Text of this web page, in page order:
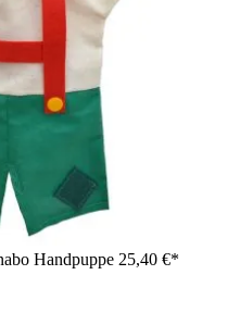
Handpuppe 25,40 €*